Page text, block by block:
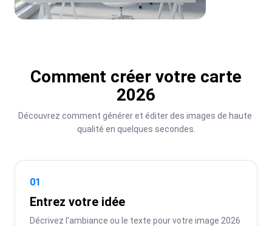
Comment créer votre carte
2026
Découvrez comment générer et éditer des images de haute
qualité en quelques secondes.
01
Entrez votre idée
Décrivez l'ambiance ou le texte pour votre image 2026